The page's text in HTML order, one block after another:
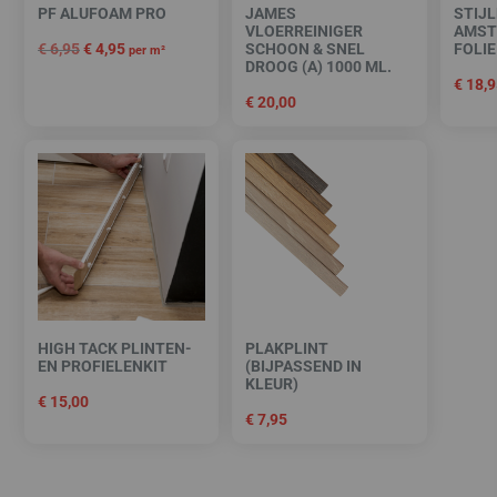
PF ALUFOAM PRO
€6,95€4,95 per m²
JAMES
VLOERREINIGER
SCHOON & SNEL
DROOG (A) 1000 ML.
€20,00
FOLIE
€
HIGH TACK PLINTEN-
EN PROFIELENKIT
€ 15,00
PLAKPLINT
(BIJPASSEND IN
KLEUR)
€7,95